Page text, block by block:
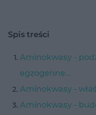
Spis treści
Aminokwasy -
egzogenne...
Aminokwasy -
Aminokwasy -